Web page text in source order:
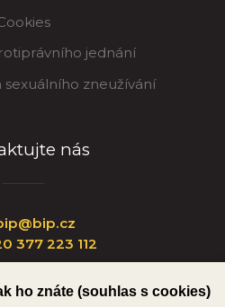
jednání
zneužívání
nás
377 223 112
ho znáte (souhlas s cookies)